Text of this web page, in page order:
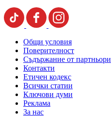
Общи условия
Поверителност
Съдържание от партньори
Контакти
Етичен кодекс
Всички статии
Ключови думи
Реклама
За нас